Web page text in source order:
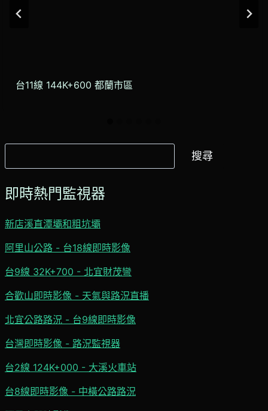
台11線 144K+600 都蘭市區
尋
搜尋
即時熱門監視器
新店溪直潭壩和粗坑壩
阿里山公路 - 台18線即時影像
台9線 32K+700 - 北宜財茂彎
合歡山即時影像 - 天氣與路況直播
北宜公路路況 - 台9線即時影像
台灣即時影像 - 路況監視器
台2線 124K+000 - 大溪火車站
台8線即時影像 - 中橫公路路況